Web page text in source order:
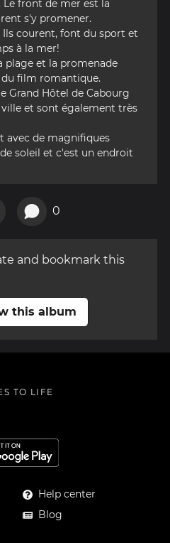
front de mer est la
s'y promener.
Ils courent, font du sport et
à la mer!
plage et la promenade
du film romantique.
Grand Hôtel de Cabourg
et sont également très
avec de magnifiques
soleil et c'est un endroit
0
and bookmark this
this album
TO LIFE
Help center
Blog